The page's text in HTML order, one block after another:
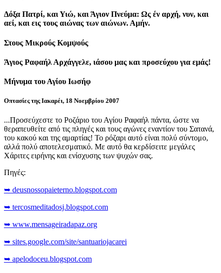
Δόξα Πατρί, και Υιώ, και Άγιον Πνεύμα: Ως έν αρχή, νυν, και
αεί, και εις τους αιώνας των αιώνων. Αμήν.
Στους Μικρούς Κομψούς
Άγιος Ραφαήλ Αρχάγγελε, ιάσου μας και προσεύχου για εμάς!
Μήνυμα του Αγίου Ιωσήφ
Οπτασίες της Ιακαρέι, 18 Νοεμβρίου 2007
...Προσεύχεστε το Ροζάριο του Αγίου Ραφαήλ πάντα, ώστε να
θεραπευθείτε από τις πληγές και τους αγώνες εναντίον του Σατανά,
του κακού και της αμαρτίας! Το ρόζαρι αυτό είναι πολύ σύντομο,
αλλά πολύ αποτελεσματικό. Με αυτό θα κερδίσειτε μεγάλες
Χάριτες ειρήνης και ενίσχυσης των ψυχών σας.
Πηγές:
➥ deusnossopaieterno.blogspot.com
➥ tercosmeditadosj.blogspot.com
➥ www.mensageiradapaz.org
➥ sites.google.com/site/santuariojacarei
➥ apelodoceu.blogspot.com